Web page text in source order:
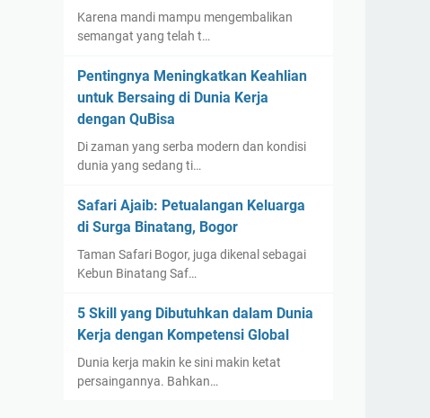
Karena mandi mampu mengembalikan
semangat yang telah t…
Pentingnya Meningkatkan Keahlian
untuk Bersaing di Dunia Kerja
dengan QuBisa
Di zaman yang serba modern dan kondisi
dunia yang sedang ti…
Safari Ajaib: Petualangan Keluarga
di Surga Binatang, Bogor
Taman Safari Bogor, juga dikenal sebagai
Kebun Binatang Saf…
5 Skill yang Dibutuhkan dalam Dunia
Kerja dengan Kompetensi Global
Dunia kerja makin ke sini makin ketat
persaingannya. Bahkan…